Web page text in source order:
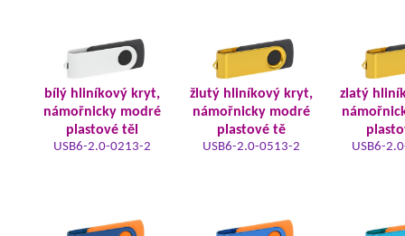
bílý hliníkový kryt,
námořnicky modré
plastové těl
USB6-2.0-0213-2
žlutý hliníkový kryt,
námořnicky modré
plastové tě
USB6-2.0-0513-2
zlatý
USB6-